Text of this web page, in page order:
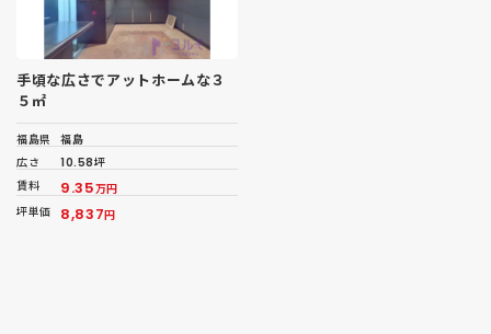
手頃な広さでアットホームな３
５㎡
福島県
福島
広さ
10.58坪
賃料
9.35万円
坪単価
8,837円